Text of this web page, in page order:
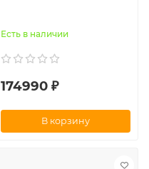
Есть в наличии
174990 ₽
В корзину